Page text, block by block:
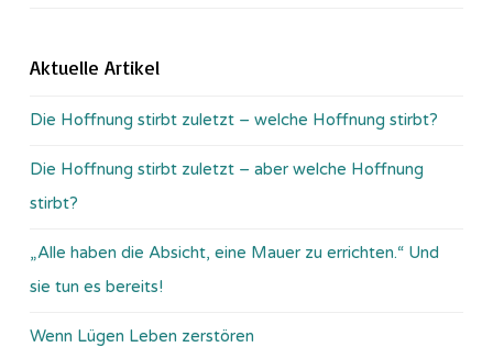
Aktuelle Artikel
Die Hoffnung stirbt zuletzt – welche Hoffnung stirbt?
Die Hoffnung stirbt zuletzt – aber welche Hoffnung
stirbt?
„Alle haben die Absicht, eine Mauer zu errichten.“ Und
sie tun es bereits!
Wenn Lügen Leben zerstören